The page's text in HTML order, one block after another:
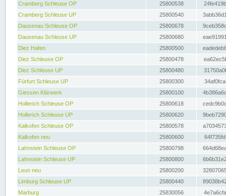
Cramberg Schleuse OP
25800538
Cramberg Schleuse UP
25800540
Dausenau Schleuse OP
25800678
Dausenau Schleuse UP
25800680
Diez Hafen
25800500
Diez Schleuse OP
25800478
Diez Schleuse UP
25800480
Fürfurt Schleuse UP
25800300
Giessen Klärwerk
25800100
Hollerich Schleuse OP
25800618
Hollerich Schleuse UP
25800620
Kalkofen Schleuse OP
25800578
Kalkofen neu
25800600
Lahnstein Schleuse OP
25800798
Lahnstein Schleuse UP
25800800
Leun neu
25800200
Limburg Schleuse UP
25800440
Marburg
25830056